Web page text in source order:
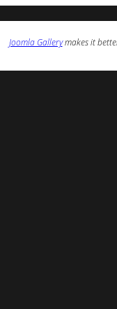
Joomla Gallerymakes it